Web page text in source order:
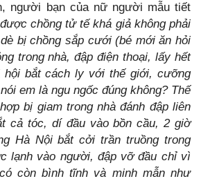
người bạn của nữ người mẫu tiết
chồng tử tế khá giả không phải
bị chồng sắp cưới (bé mới ăn hỏi
trong nhà, đập điện thoại, lấy hết
hội bắt cách ly với thế giới, cưỡng
em là ngu ngốc đúng không? Thế
bị giam trong nhà đánh đập liên
cả tóc, dí đầu vào bồn cầu, 2 giờ
Hà Nội bắt cởi trần truồng trong
lạnh vào người, đập vỡ đầu chỉ vì
còn bình tĩnh và minh mẫn như